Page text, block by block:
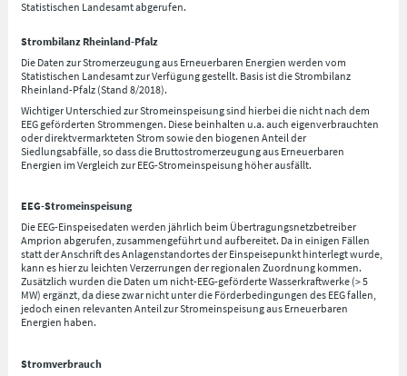
Statistischen Landesamt abgerufen.
Strombilanz Rheinland-Pfalz
Die Daten zur Stromerzeugung aus Erneuerbaren Energien werden vom
Statistischen Landesamt zur Verfügung gestellt. Basis ist die Strombilanz
Rheinland-Pfalz (Stand 8/2018).
Wichtiger Unterschied zur Stromeinspeisung sind hierbei die nicht nach dem
EEG geförderten Strommengen. Diese beinhalten u.a. auch eigenverbrauchten
oder direktvermarkteten Strom sowie den biogenen Anteil der
Siedlungsabfälle, so dass die Bruttostromerzeugung aus Erneuerbaren
Energien im Vergleich zur EEG-Stromeinspeisung höher ausfällt.
EEG-Stromeinspeisung
Die EEG-Einspeisedaten werden jährlich beim Übertragungsnetzbetreiber
Amprion abgerufen, zusammengeführt und aufbereitet. Da in einigen Fällen
statt der Anschrift des Anlagenstandortes der Einspeisepunkt hinterlegt wurde,
kann es hier zu leichten Verzerrungen der regionalen Zuordnung kommen.
Zusätzlich wurden die Daten um nicht-EEG-geförderte Wasserkraftwerke (> 5
MW) ergänzt, da diese zwar nicht unter die Förderbedingungen des EEG fallen,
jedoch einen relevanten Anteil zur Stromeinspeisung aus Erneuerbaren
Energien haben.
Stromverbrauch